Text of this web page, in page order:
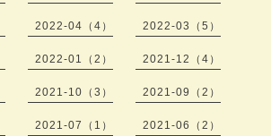
2022-04（4） 2022-03（5）
2022-01（2） 2021-12（4）
2021-10（3） 2021-09（2）
2021-07（1） 2021-06（2）